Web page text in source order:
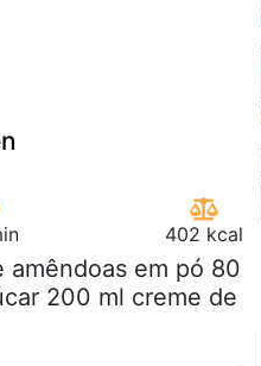
402 kcal
em pó 80
200 ml creme de